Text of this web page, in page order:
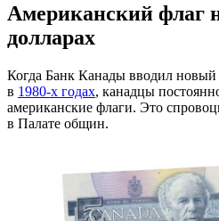
Американский флаг
долларах
Когда Банк Канады вводил новый
в 1980-х годах, канадцы
американские флаги. Это
в Палате общин.